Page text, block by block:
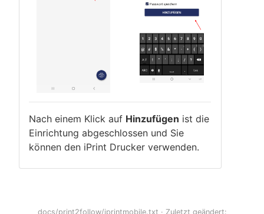
Nach einem Klick auf Hinzufügen ist die
Einrichtung abgeschlossen und Sie
können den iPrint Drucker verwenden.
docs/print2follow/iprintmobile.txt · Zuletzt geändert: